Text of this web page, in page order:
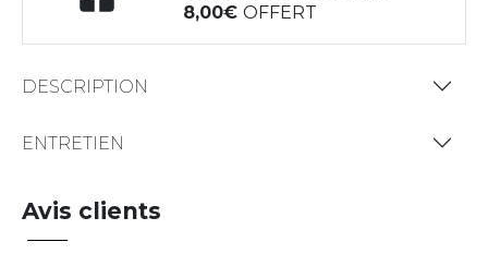
8,00OFFERT
DESCRIPTION
ENTRETIEN
Avis clients